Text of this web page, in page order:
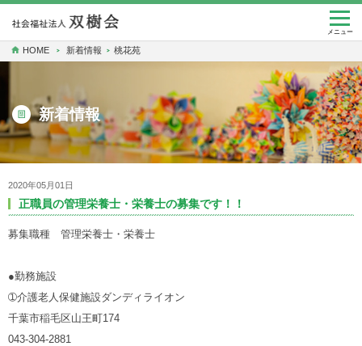
メニュー
HOME 新着情報 桃花苑
新着情報
2020年05月01日
正職員の管理栄養士・栄養士の募集です！！
募集職種 管理栄養士・栄養士
●勤務施設
➀介護老人保健施設ダンディライオン
千葉市稲毛区山王町174
043-304-2881